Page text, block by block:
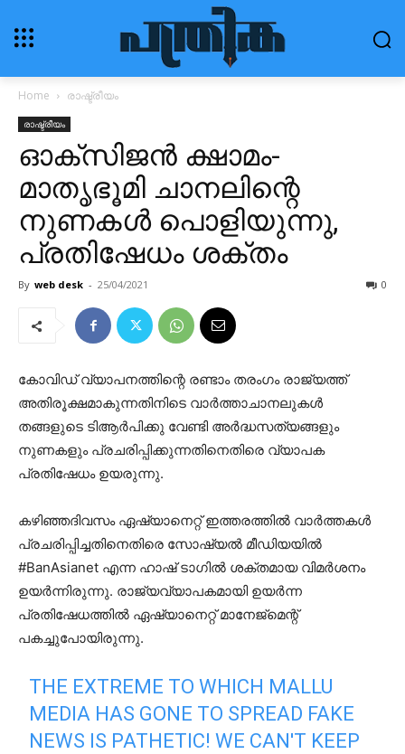
Home രാഷ്ട്രീയം
രാഷ്ട്രീയം
ഓക്‌സിജന്‍ ക്ഷാമം-
മാതൃഭൂമി ചാനലിന്റെ
നുണകള്‍ പൊളിയുന്നു,
പ്രതിഷേധം ശക്തം
By web desk - 25/04/2021 0
കോവിഡ് വ്യാപനത്തിന്റെ രണ്ടാം തരംഗം രാജ്യത്ത്
അതിരൂക്ഷമാകുന്നതിനിടെ വാര്‍ത്താചാനലുകള്‍
തങ്ങളുടെ ടിആര്‍പിക്കു വേണ്ടി അര്‍ദ്ധസത്യങ്ങളും
നുണകളും പ്രചരിപ്പിക്കുന്നതിനെതിരെ വ്യാപക
പ്രതിഷേധം ഉയരുന്നു.
കഴിഞ്ഞദിവസം ഏഷ്യാനെറ്റ് ഇത്തരത്തില്‍ വാര്‍ത്തകള്‍
പ്രചരിപ്പിച്ചതിനെതിരെ സോഷ്യല്‍ മീഡിയയില്‍
#BanAsianet എന്ന ഹാഷ് ടാഗില്‍ ശക്തമായ വിമര്‍ശനം
ഉയര്‍ന്നിരുന്നു. രാജ്യവ്യാപകമായി ഉയര്‍ന്ന
പ്രതിഷേധത്തില്‍ ഏഷ്യാനെറ്റ് മാനേജ്‌മെന്റ്
പകച്ചുപോയിരുന്നു.
THE EXTREME TO WHICH MALLU
MEDIA HAS GONE TO SPREAD FAKE
NEWS IS PATHETIC! WE CAN'T KEEP